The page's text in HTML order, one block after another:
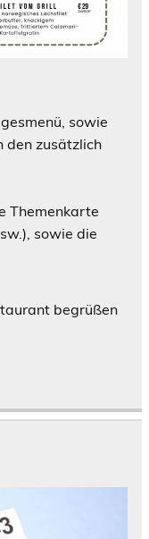
sowie
den zusätzlich
Themenkarte
sowie die
begrüßen